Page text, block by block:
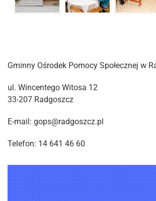
Gminny Ośrodek Pomocy Społecznej w
ul. Wincentego Witosa 12
33-207 Radgoszcz
E-mail: gops@radgoszcz.pl
Telefon: 14 641 46 60